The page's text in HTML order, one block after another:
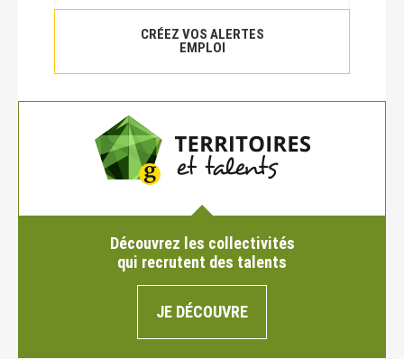
CRÉEZ VOS ALERTES
EMPLOI
Découvrez les collectivités
qui recrutent des talents
JE DÉCOUVRE